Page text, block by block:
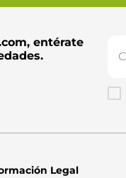
un comentario
entérate
Legal